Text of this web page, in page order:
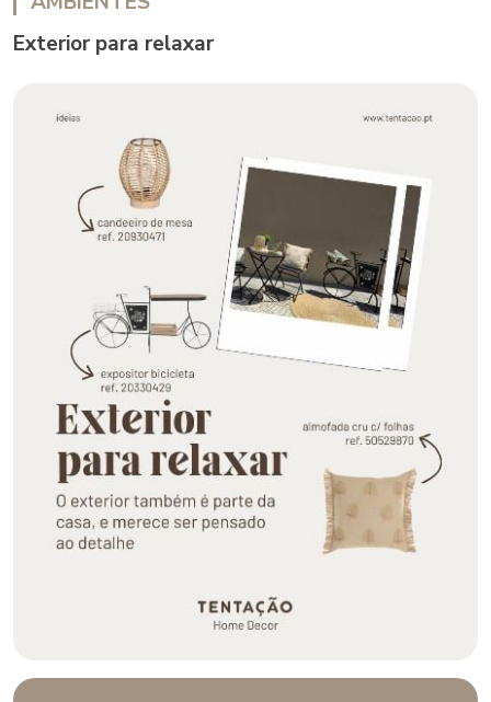
Exterior para relaxar